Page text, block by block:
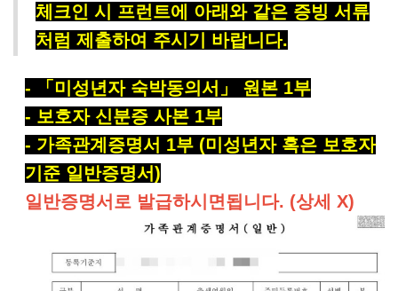
체크인 시 프런트에 아래와 같은 증빙 서류
처럼 제출하여 주시기 바랍니다.
- 「미성년자 숙박동의서 」 원본 1부
- 보호자 신분증 사본 1부
- 가족관계증명서 1부 (미성년자 혹은 보호자
기준 일반증명서)
일반증명서로 발급하시면됩니다. (상세 X)